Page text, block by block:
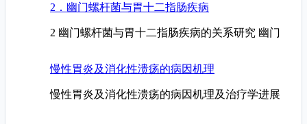
2．幽门螺杆菌与胃十二指肠疾病
2 幽门螺杆菌与胃十二指肠疾病的关系研究 幽门
慢性胃炎及消化性溃疡的病因机理
慢性胃炎及消化性溃疡的病因机理及治疗学进展